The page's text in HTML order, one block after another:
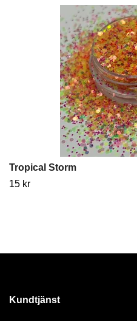
Tropical Storm
15 kr
Kundtjänst